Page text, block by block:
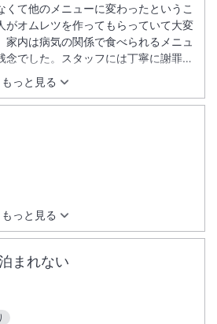
もっと見る
くて他のメニューに変わったというこ
がオムレツを作ってもらっていて大変
家内は病気の関係で食べられるメニュ
念でした。スタッフには丁寧に謝罪し
価できます。
もっと見る
まれない